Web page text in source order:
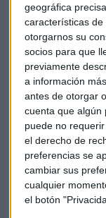
geográfica
características de
otorgarnos su
socios para que
previamente
a información
antes de otorgar
cuenta que algún
puede no
el derecho de
preferencias se
cambiar sus
cualquier
el botón
Te